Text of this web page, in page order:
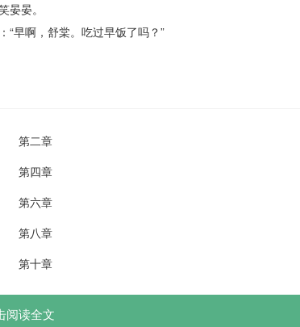
晏。
早啊，舒棠。吃过早饭了吗？”
第二章
第四章
第六章
第八章
第十章
阅读全文